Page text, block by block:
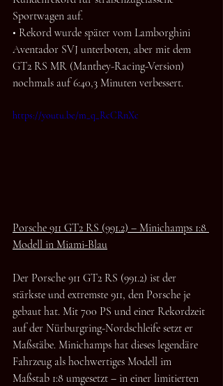
Sportwagen auf.
• Rekord wurde später vom Lamborghini
Aventador SVJ unterboten, aber mit dem
GT2 RS MR (Manthey-Racing-Version)
nochmals auf 6:40,3 Minuten verbessert.
https://youtu.be/m_q_RcCRnXc
Porsche 911 GT2 RS (991.2) – Minichamps 1:8
Modell in Miami-Blau
Der Porsche 911 GT2 RS (991.2) ist der
stärkste und extremste 911, den Porsche je
gebaut hat. Mit 700 PS und einer Rekordzeit
auf der Nürburgring-Nordschleife setzt er
Maßstäbe. Minichamps hat dieses legendäre
Fahrzeug als hochwertiges Modell im
Maßstab 1:8 umgesetzt – in einer limitierten